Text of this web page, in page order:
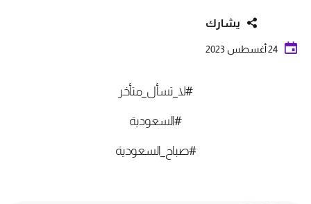
يشارك
24 أغسطس 2023
#لا_تسأل_متأخر
#السعودية
#صباح_السعودية